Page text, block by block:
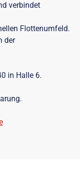
verbindet
Flottenumfeld.
der
in Halle 6.